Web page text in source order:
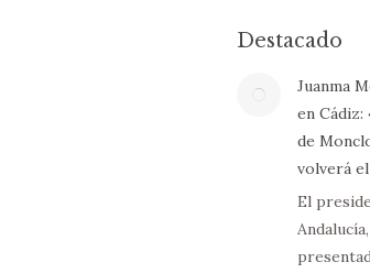
Destacado
Juanma
en Cádiz:
de
volverá
El